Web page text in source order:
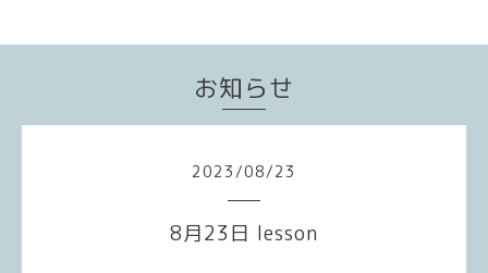
お知らせ
2023/08/23
8月23日 lesson